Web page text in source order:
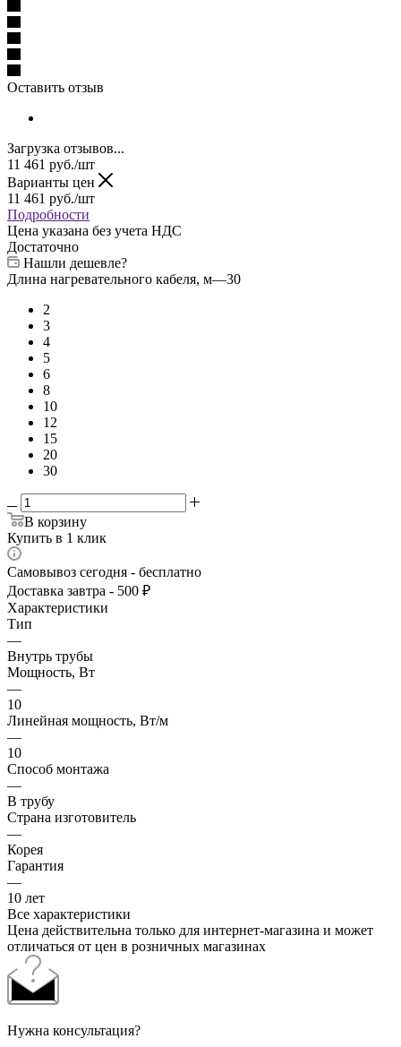
Оставить отзыв
Загрузка отзывов...
11 461 руб./шт
Варианты цен
11 461 руб./шт
Подробности
Цена указана без учета НДС
Достаточно
Нашли дешевле?
Длина нагревательного кабеля, м—30
2
3
4
5
6
8
10
12
15
20
30
В корзину
Купить в 1 клик
Самовывоз сегодня - бесплатно
Доставка завтра - 500 ₽
Характеристики
Тип
—
Внутрь трубы
Мощность, Вт
—
10
Линейная мощность, Вт/м
—
10
Способ монтажа
—
В трубу
Страна изготовитель
—
Корея
Гарантия
—
10 лет
Все характеристики
Цена действительна только для интернет-магазина и может
отличаться от цен в розничных магазинах
Нужна консультация?